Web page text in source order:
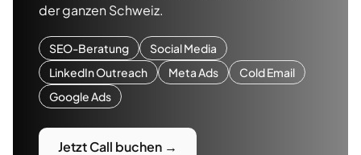
der ganzen Schweiz.
SEO-Beratung
Social Media
LinkedIn Outreach
Meta Ads
Cold Email
Google Ads
Jetzt Call buchen →